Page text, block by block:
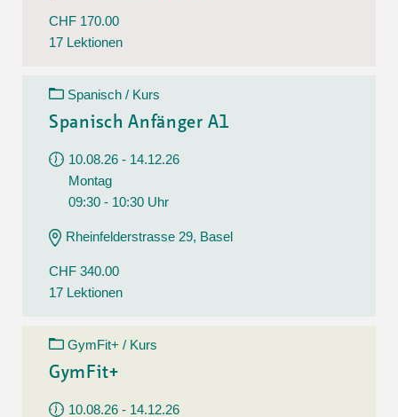
CHF 170.00
17 Lektionen
Spanisch / Kurs
Spanisch Anfänger A1
10.08.26 - 14.12.26
Montag
09:30 - 10:30 Uhr
Rheinfelderstrasse 29, Basel
CHF 340.00
17 Lektionen
GymFit+ / Kurs
GymFit+
10.08.26 - 14.12.26